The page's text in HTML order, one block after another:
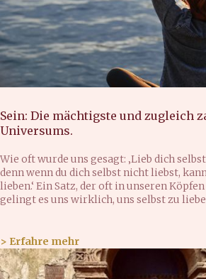
Sein: Die mächtigste und zugleich
Universums.
Wie oft wurde uns gesagt: ‚Lieb dich
denn wenn du dich selbst nicht liebst,
lieben.‘ Ein Satz, der oft in unseren
gelingt es uns wirklich, uns selbst zu
> Erfahre mehr